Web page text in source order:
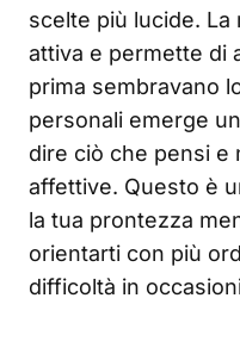
scelte più lucide.
attiva e permette di
prima sembravano
personali emerge
dire ciò che pensi e
affettive. Questo è
la tua prontezza
orientarti con più
difficoltà in